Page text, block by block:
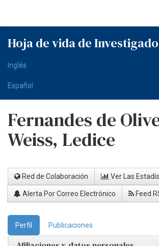
Hoja de vida de
Inglés
Español
Fernandes de
Weiss, Ledice
Red de Colaboración Ver Las
Alerta Por Correo Electrónico Feed
Perfil Publicaciones